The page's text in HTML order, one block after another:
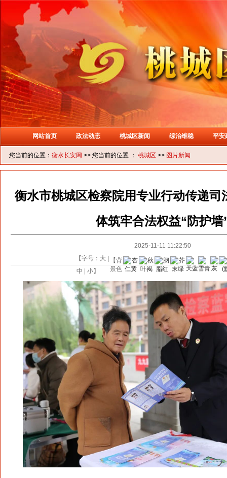
网站首页 政法动态 桃城区新闻 综治维稳 平安
您当前的位置： 衡水长安网 >> 您当前的位置 ： 桃城区 >> 图片新闻
衡水市桃城区检察院用专业行动传递司
体筑牢合法权益“防护墙
2025-11-11 11:22:50
【字号： 大
中
|小】
【背
景色